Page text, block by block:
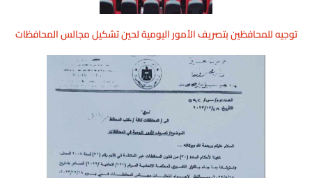
توجيه للمحافظين بتصريف الأمور اليومية لحين تشكيل مجالس المحافظات